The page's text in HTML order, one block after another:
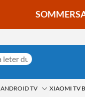
ANDROID TV XIAOMI TV